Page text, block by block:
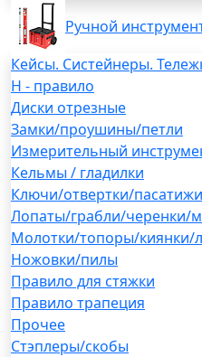
Ручной
Кейсы. Систейнеры.
H - правило
Диски отрезные
Замки/проушины/петли
Измерительный
Кельмы / гладилки
Ключи/отвертки/
Лопаты/грабли/черенки/
Молотки/топоры/киянки/
Ножовки/пилы
Правило для стяжки
Правило трапеция
Прочее
Стэплеры/скобы